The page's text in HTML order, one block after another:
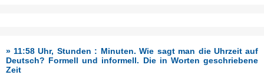
» 11:58 Uhr, Stunden : Minuten. Wie sagt man die Uhrzeit auf
Deutsch? Formell und informell. Die in Worten geschriebene
Zeit